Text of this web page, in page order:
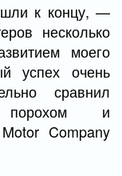
к концу, —
несколько
моего
успех очень
сравнил
и
Company